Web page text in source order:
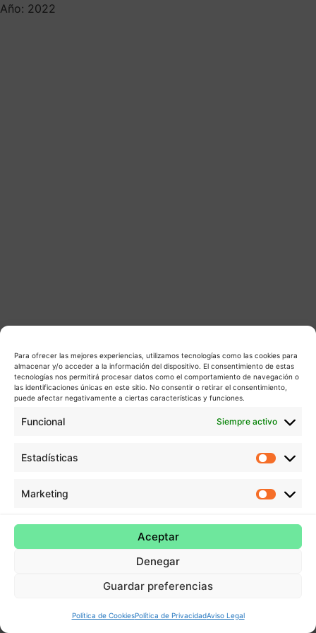
Para ofrecer las mejores experiencias, utilizamos tecnologías como las cookies para
almacenar y/o acceder a la información del dispositivo. El consentimiento de estas
tecnologías nos permitirá procesar datos como el comportamiento de navegación o
las identificaciones únicas en este sitio. No consentir o retirar el consentimiento,
puede afectar negativamente a ciertas características y funciones.
Funcional Siempre activo
Estadísticas
Marketing
Aceptar
Denegar
Guardar preferencias
Política de CookiesPolítica de PrivacidadAviso Legal
Año: 2022